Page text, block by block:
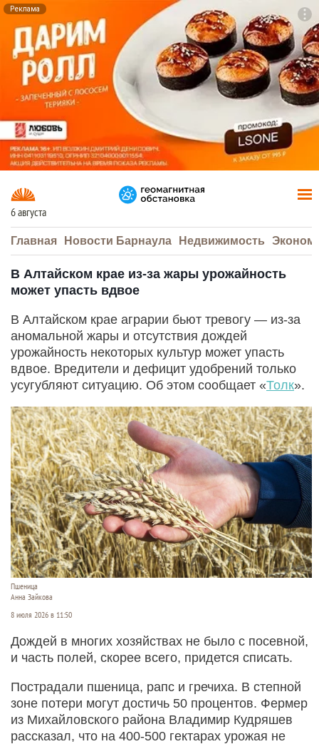
Реклама
6 августа
Главная Новости Барнаула Недвижимость
В Алтайском крае из-за жары урожайность
может упасть вдвое
В Алтайском крае аграрии бьют тревогу — из-за
аномальной жары и отсутствия дождей
урожайность некоторых культур может упасть
вдвое. Вредители и дефицит удобрений только
усугубляют ситуацию. Об этом сообщает «Толк».
Пшеница
Анна Зайкова
8 июля 2026 в 11:50
Дождей в многих хозяйствах не было с посевной,
и часть полей, скорее всего, придется списать.
Пострадали пшеница, рапс и гречиха. В степной
зоне потери могут достичь 50 процентов. Фермер
из Михайловского района Владимир Кудряшев
рассказал, что на 400-500 гектарах урожая не